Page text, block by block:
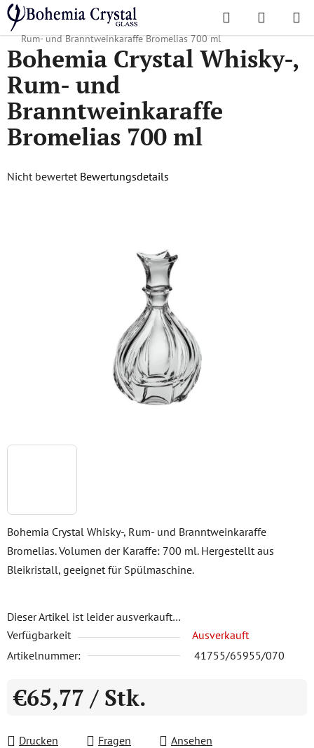
Zum
Inhalt
springen
Suchen
Startseite
/ Lieblingskollektionen /
Bohemia Crystal Whisky-,
Rum- und Branntweinkaraffe Bromelias 700 ml
Bohemia Crystal Whisky-, Rum- und Branntweinkaraffe
Bromelias. Volumen der Karaffe: 700 ml. Hergestellt aus
Bleikristall, geeignet für Spülmaschine.
Dieser Artikel ist leider ausverkauft…
Verfügbarkeit
Ausverkauft
Artikelnummer:
41755/65955/070
€65,77 / Stk.
Drucken
Fragen
Ansehen
Bohemia Crystal Whisky-,
Rum- und
Branntweinkaraffe
Bromelias 700 ml
Die
Nicht bewertet Bewertungsdetails